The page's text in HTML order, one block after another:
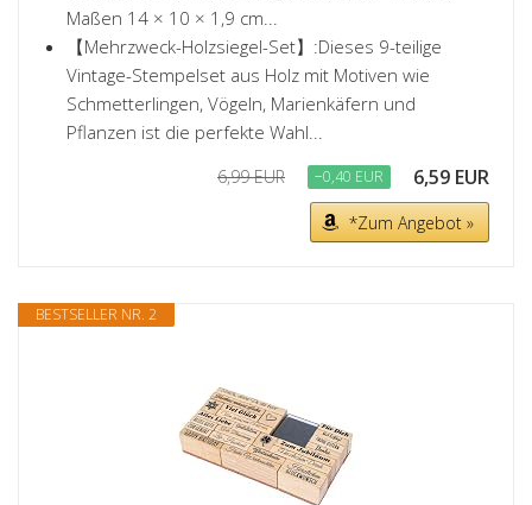
Maßen 14 × 10 × 1,9 cm...
【Mehrzweck-Holzsiegel-Set】:Dieses 9-teilige
Vintage-Stempelset aus Holz mit Motiven wie
Schmetterlingen, Vögeln, Marienkäfern und
Pflanzen ist die perfekte Wahl...
6,99 EUR −0,40 EUR 6,59 EUR
*Zum Angebot »
BESTSELLER NR. 2